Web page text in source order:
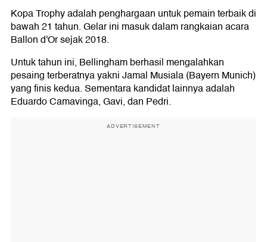
Kopa Trophy adalah penghargaan untuk pemain terbaik di
bawah 21 tahun. Gelar ini masuk dalam rangkaian acara
Ballon d'Or sejak 2018.
Untuk tahun ini, Bellingham berhasil mengalahkan
pesaing terberatnya yakni Jamal Musiala (Bayern Munich)
yang finis kedua. Sementara kandidat lainnya adalah
Eduardo Camavinga, Gavi, dan Pedri.
ADVERTISEMENT